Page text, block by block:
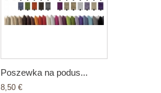
Poszewka na podus...
8,50 €